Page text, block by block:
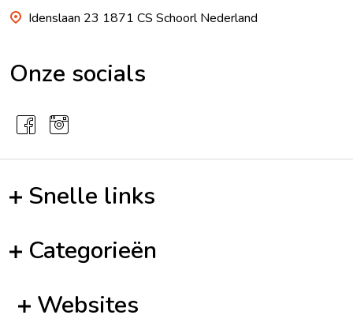
Idenslaan 23 1871 CS Schoorl Nederland
Onze socials
Snelle links
Categorieën
Websites